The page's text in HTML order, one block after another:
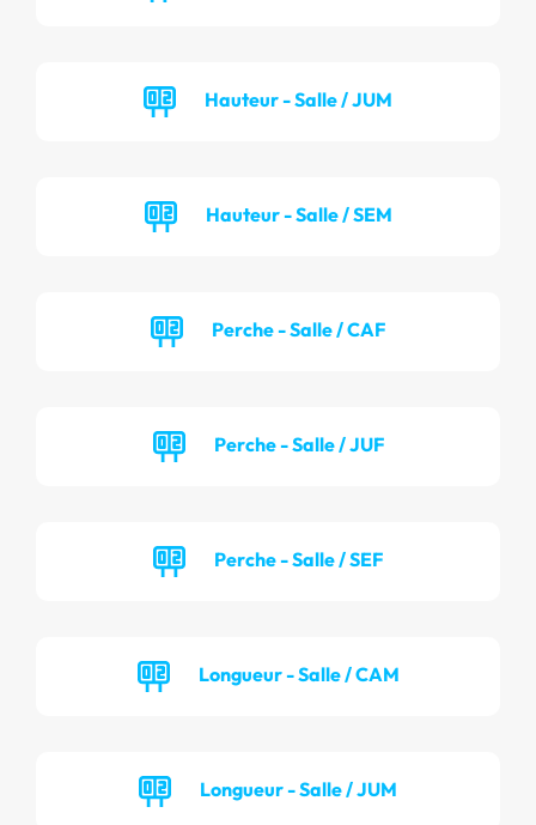
Hauteur - Salle / JUM
Hauteur - Salle / SEM
Perche - Salle / CAF
Perche - Salle / JUF
Perche - Salle / SEF
Longueur - Salle / CAM
Longueur - Salle / JUM